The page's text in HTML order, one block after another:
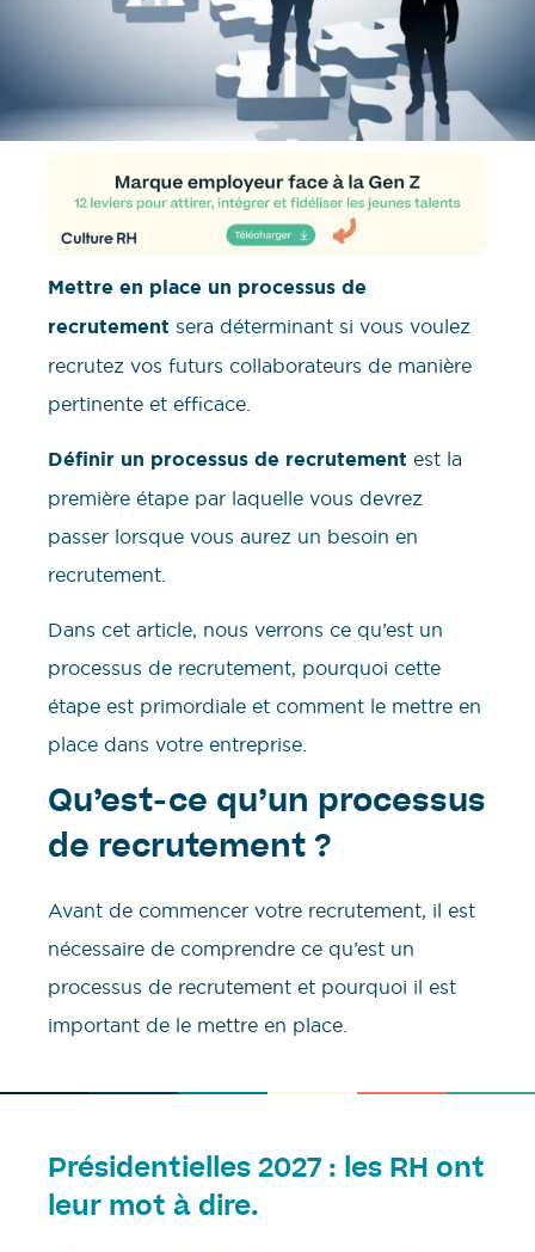
Mettre en place un processus de
recrutement sera déterminant si vous voulez
recrutez vos futurs collaborateurs de manière
pertinente et efficace.
Définir un processus de recrutement est la
première étape par laquelle vous devrez
passer lorsque vous aurez un besoin en
recrutement.
Dans cet article, nous verrons ce qu’est un
processus de recrutement, pourquoi cette
étape est primordiale et comment le mettre en
place dans votre entreprise.
Qu’est-ce qu’un processus
de recrutement ?
Avant de commencer votre recrutement, il est
nécessaire de comprendre ce qu’est un
processus de recrutement et pourquoi il est
important de le mettre en place.
Présidentielles 2027 : les RH ont
leur mot à dire.